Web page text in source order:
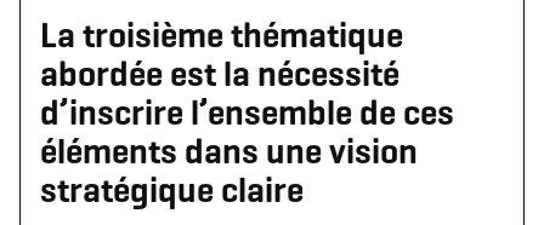
Télécharger le logo
(format .svg)
Télécharger le dossier d'identité complet
(format .zip)
La troisième thématique
abordée est la nécessité
d’inscrire l’ensemble de ces
éléments dans une vision
stratégique claire